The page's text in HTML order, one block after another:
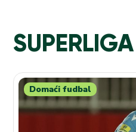
Domaći fudbal